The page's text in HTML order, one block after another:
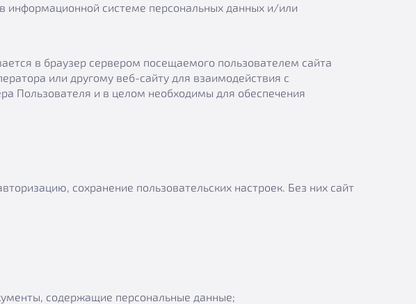
информационной системе персональных данных и/или
в браузер сервером посещаемого пользователем сайта
или другому веб-сайту для взаимодействия с
Пользователя и в целом необходимы для обеспечения
сохранение пользовательских настроек. Без них сайт
содержащие персональные данные;